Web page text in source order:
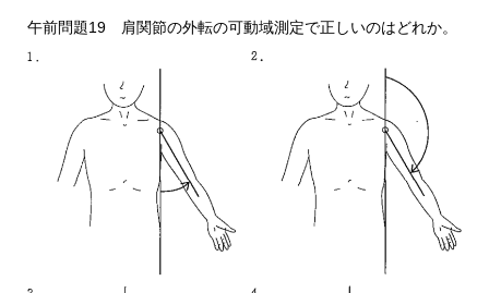
午前問題19 肩関節の外転の可動域測定で正しいのはどれか。